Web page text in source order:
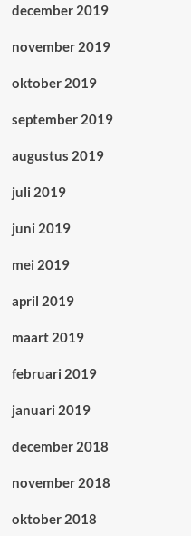
december 2019
november 2019
oktober 2019
september 2019
augustus 2019
juli 2019
juni 2019
mei 2019
april 2019
maart 2019
februari 2019
januari 2019
december 2018
november 2018
oktober 2018